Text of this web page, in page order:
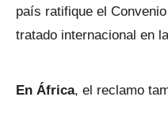
país ratifique el
tratado internacional en
En África, el reclamo